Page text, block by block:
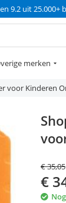
9.2 uit 25.000+
merken
voor Kinderen
€35,05
€